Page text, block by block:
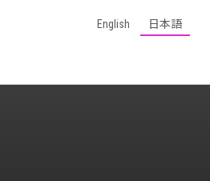
English 日本語